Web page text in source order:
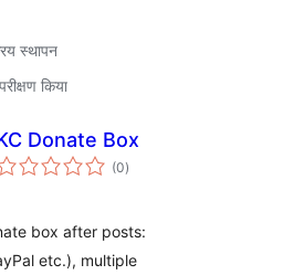
स्थापन
किया
Donate Box
(0कुल
दर)
box after posts:
etc.), multiple